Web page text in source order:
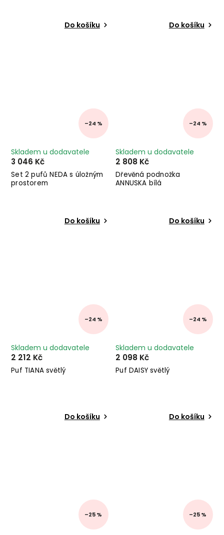
Do košíku Do košíku
–24 %
Set 2 pufů NEDA s úložným
prostorem
Skladem u dodavatele
3 046 Kč
Do košíku
–24 %
Dřevěná podnožka
ANNUSKA bílá
Skladem u dodavatele
2 808 Kč
Do košíku
–24 %
Puf TIANA světlý
Skladem u dodavatele
2 212 Kč
Do košíku
–24 %
Puf DAISY světlý
Skladem u dodavatele
2 098 Kč
Do košíku
–25 % –25 %